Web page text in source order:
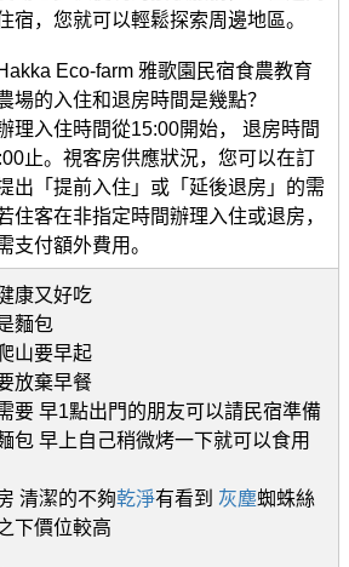
宿，您就可以輕鬆探索周邊地區。
Eco-farm 雅歌園民宿食農教育
場的入住和退房時間是幾點？
理入住時間從15:00開始， 退房時間
止。視客房供應狀況，您可以在訂
出「提前入住」或「延後退房」的需
住客在非指定時間辦理入住或退房，
支付額外費用。
康又好吃
麵包
山要早起
放棄早餐
要 早1點出門的朋友可以請民宿準備
包 早上自己稍微烤一下就可以食用
清潔的不夠乾淨有看到 灰塵蜘蛛絲
下價位較高